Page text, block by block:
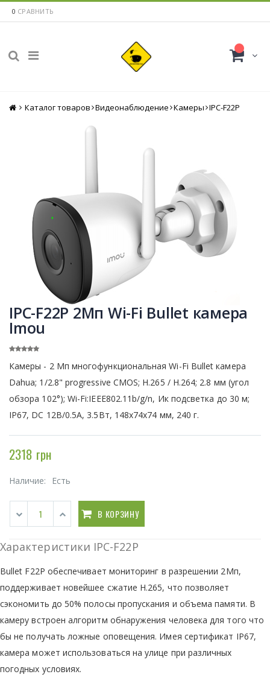
0 СРАВНИТЬ
Главная
Каталог товаров Видеонаблюдение Камеры IPC-F22P
IPC-F22P 2Мп Wi-Fi Bullet камера
Imou
Камеры - 2 Мп многофункциональная Wi-Fi Bullet камера
Dahua; 1/2.8" progressive CMOS; H.265 / H.264; 2.8 мм (угол
обзора 102°); Wi-Fi:IEEE802.11b/g/n, Ик подсветка до 30 м;
IP67, DC 12В/0.5A, 3.5Вт, 148x74x74 мм, 240 г.
2318 грн
Наличие: Есть
В КОРЗИНУ
Характеристики IPC-F22P
Bullet F22P обеспечивает мониторинг в разрешении 2Мп,
поддерживает новейшее сжатие H.265, что позволяет
сэкономить до 50% полосы пропускания и объема памяти. В
камеру встроен алгоритм обнаружения человека для того что
бы не получать ложные оповещения. Имея сертификат IP67,
камера может использоваться на улице при различных
погодных условиях.